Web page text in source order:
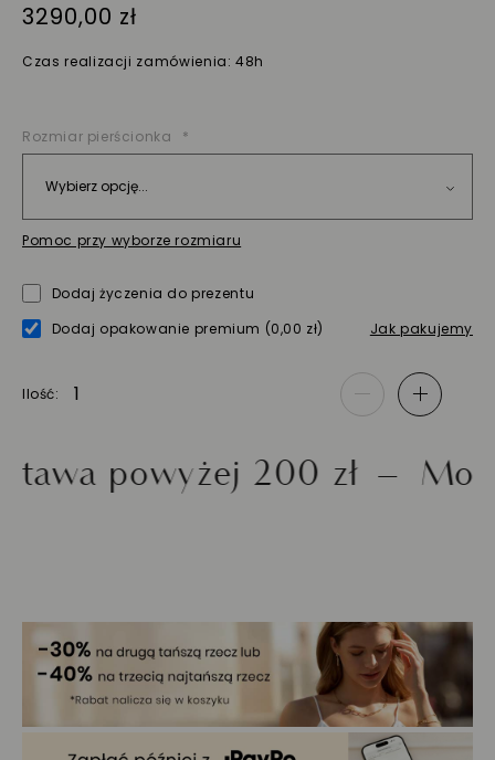
3290,00 zł
Czas realizacji zamówienia: 48h
Rozmiar pierścionka
Pomoc przy wyborze rozmiaru
Dodaj życzenia do prezentu
Dodaj opakowanie premium (0,00 zł) Jak pakujemy
Ilość - +
powyżej 200 zł